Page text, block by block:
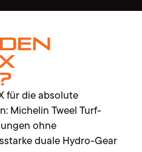
für die absolute
Michelin Tweel Turf-
ohne
duale Hydro-Gear